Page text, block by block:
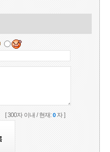
[ 300자 이내 / 현재:0자 ]